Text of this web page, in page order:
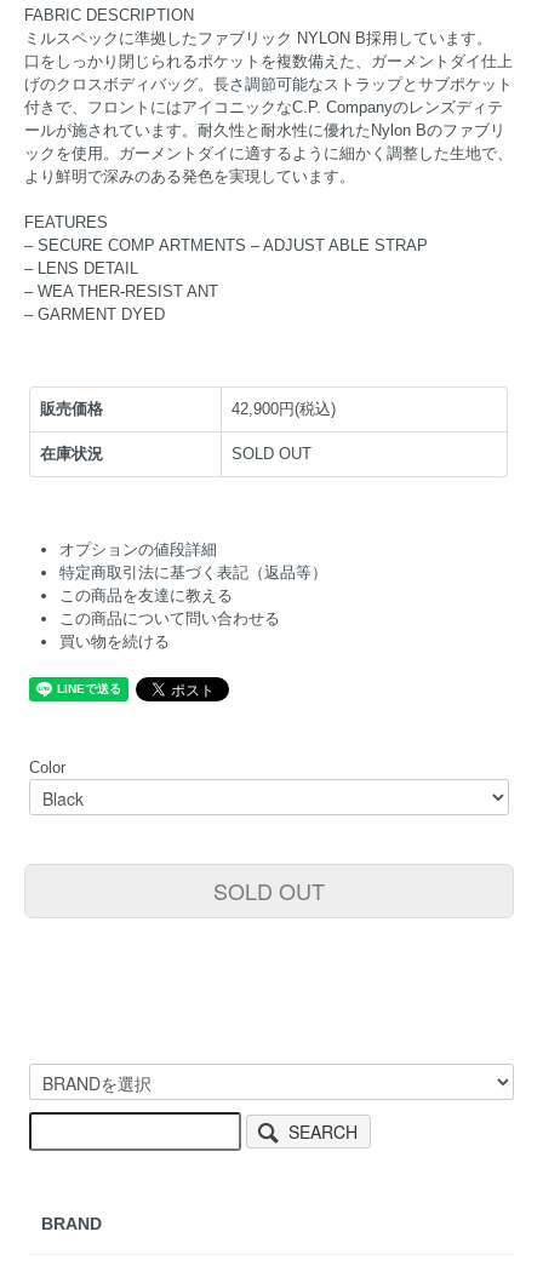
FABRIC DESCRIPTION
ミルスペックに準拠したファブリック NYLON B採用しています。
口をしっかり閉じられるポケットを複数備えた、ガーメントダイ仕上
げのクロスボディバッグ。長さ調節可能なストラップとサブポケット
付きで、フロントにはアイコニックなC.P. Companyのレンズディテ
ールが施されています。耐久性と耐水性に優れたNylon Bのファブリ
ックを使用。ガーメントダイに適するように細かく調整した生地で、
より鮮明で深みのある発色を実現しています。
FEATURES
– SECURE COMP ARTMENTS – ADJUST ABLE STRAP
– LENS DETAIL
– WEA THER-RESIST ANT
– GARMENT DYED
販売価格 42,900円(税込)
在庫状況 SOLD OUT
オプションの値段詳細
特定商取引法に基づく表記（返品等）
この商品を友達に教える
この商品について問い合わせる
買い物を続ける
Color
SOLD OUT
SEARCH
BRAND